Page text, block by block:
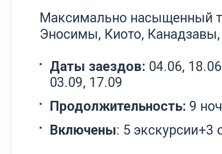
Максимально насыщенный
Эносимы, Киото,
Даты заездов: 04.06,
03.09, 17.09
Продолжительность: 9
Включены: 5 экскурсии+3